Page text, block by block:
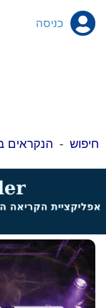
כניסה
חיפוש - הנקראים